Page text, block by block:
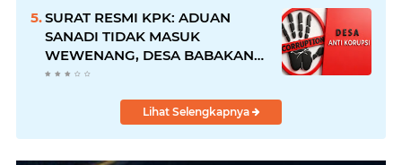
SURAT RESMI KPK: ADUAN
SANADI TIDAK MASUK
WEWENANG, DESA BABAKAN
JUSTRU DITETAPKAN DESA
Lihat Selengkapnya